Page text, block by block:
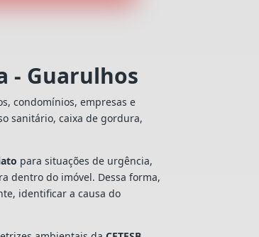
- Guarulhos
condomínios, empresas e
sanitário, caixa de gordura,
para situações de urgência,
dentro do imóvel. Dessa forma,
identificar a causa do